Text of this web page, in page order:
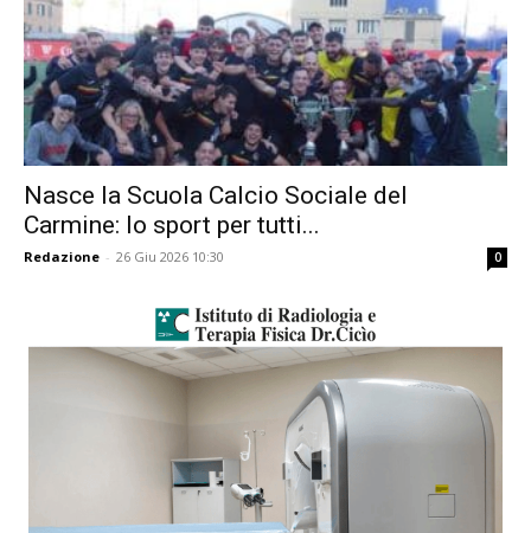
Nasce la Scuola Calcio Sociale del
Carmine: lo sport per tutti...
Redazione - 26 Giu 2026 10:30 0